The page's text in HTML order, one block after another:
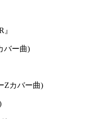
バー曲)
Zカバー曲)
)